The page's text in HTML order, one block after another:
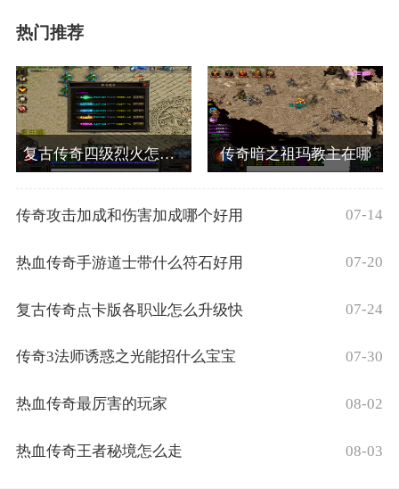
热门推荐
复古传奇四级烈火怎么获得 传奇暗之祖玛教主在哪
传奇攻击加成和伤害加成哪个好用 07-14
热血传奇手游道士带什么符石好用 07-20
复古传奇点卡版各职业怎么升级快 07-24
传奇3法师诱惑之光能招什么宝宝 07-30
热血传奇最厉害的玩家 08-02
热血传奇王者秘境怎么走 08-03